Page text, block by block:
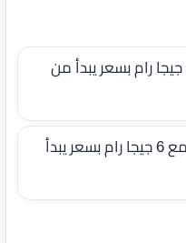
128 جيجا بايت مع 6 جيجا رام بسعر يبدأ من
128 جيجا بايت مع 6 جيجا رام بسعر يبدأ